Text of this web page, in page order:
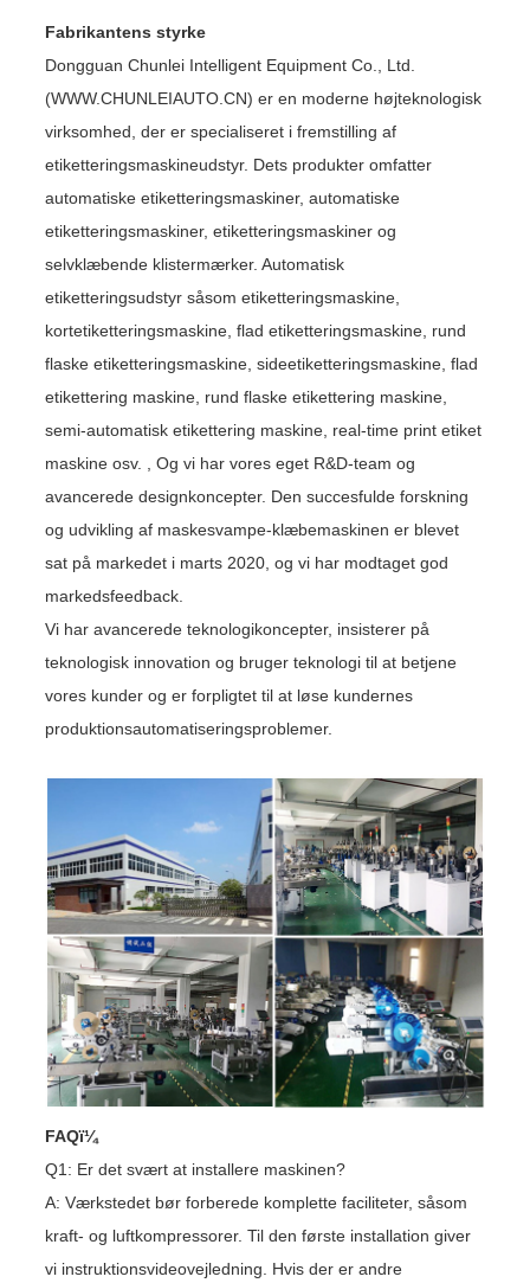
Fabrikantens styrke
Dongguan Chunlei Intelligent Equipment Co., Ltd.
(WWW.CHUNLEIAUTO.CN) er en moderne højteknologisk
virksomhed, der er specialiseret i fremstilling af
etiketteringsmaskineudstyr. Dets produkter omfatter
automatiske etiketteringsmaskiner, automatiske
etiketteringsmaskiner, etiketteringsmaskiner og
selvklæbende klistermærker. Automatisk
etiketteringsudstyr såsom etiketteringsmaskine,
kortetiketteringsmaskine, flad etiketteringsmaskine, rund
flaske etiketteringsmaskine, sideetiketteringsmaskine, flad
etikettering maskine, rund flaske etikettering maskine,
semi-automatisk etikettering maskine, real-time print etiket
maskine osv. , Og vi har vores eget R&D-team og
avancerede designkoncepter. Den succesfulde forskning
og udvikling af maskesvampe-klæbemaskinen er blevet
sat på markedet i marts 2020, og vi har modtaget god
markedsfeedback.
Vi har avancerede teknologikoncepter, insisterer på
teknologisk innovation og bruger teknologi til at betjene
vores kunder og er forpligtet til at løse kundernes
produktionsautomatiseringsproblemer.
FAQï¼
Q1: Er det svært at installere maskinen?
A: Værkstedet bør forberede komplette faciliteter, såsom
kraft- og luftkompressorer. Til den første installation giver
vi instruktionsvideovejledning. Hvis der er andre